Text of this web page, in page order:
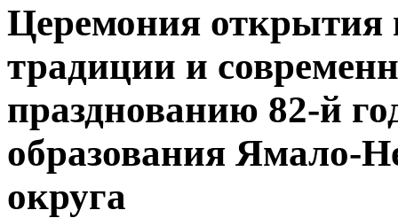
Церемония
традиции и
празднованию 82-й
образования Ямало-
округа